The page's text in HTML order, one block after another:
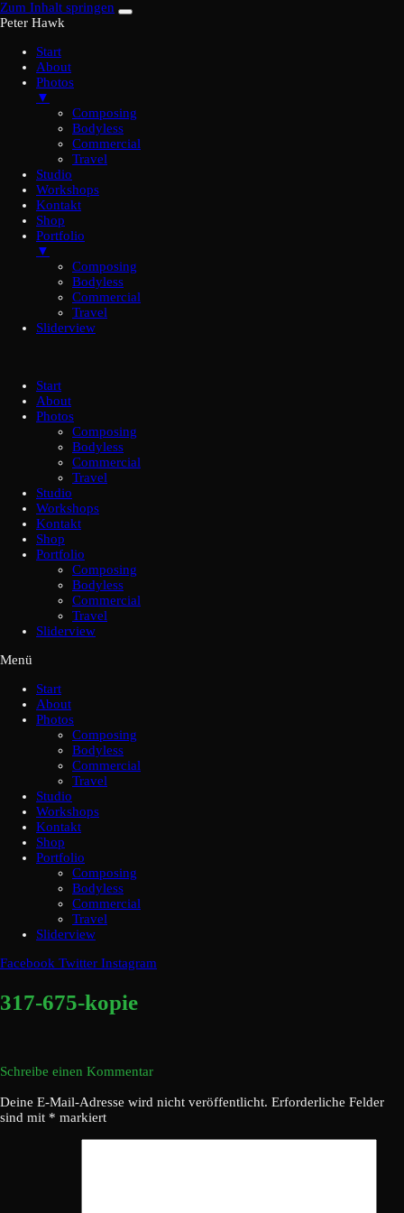
Zum Inhalt springen
Peter Hawk
Start
About
Photos
▼
Composing
Bodyless
Commercial
Travel
Studio
Workshops
Kontakt
Shop
Portfolio
▼
Composing
Bodyless
Commercial
Travel
Sliderview
Start
About
Photos
Composing
Bodyless
Commercial
Travel
Studio
Workshops
Kontakt
Shop
Portfolio
Composing
Bodyless
Commercial
Travel
Sliderview
Menü
Start
About
Photos
Composing
Bodyless
Commercial
Travel
Studio
Workshops
Kontakt
Shop
Portfolio
Composing
Bodyless
Commercial
Travel
Sliderview
Facebook Twitter Instagram
317-675-kopie
Schreibe einen Kommentar
Deine E-Mail-Adresse wird nicht veröffentlicht. Erforderliche Felder
sind mit * markiert